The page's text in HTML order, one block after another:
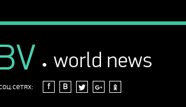
. world news
f В